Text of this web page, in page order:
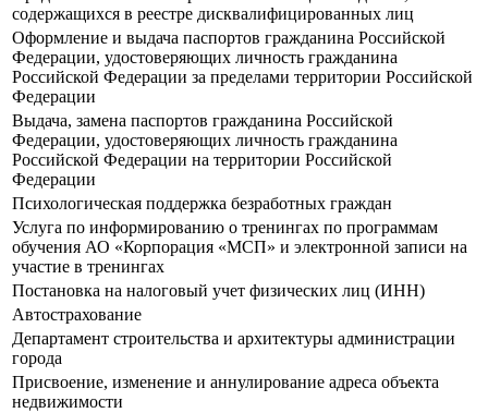
содержащихся в реестре дисквалифицированных лиц
Оформление и выдача паспортов гражданина Российской
Федерации, удостоверяющих личность гражданина
Российской Федерации за пределами территории Российской
Федерации
Выдача, замена паспортов гражданина Российской
Федерации, удостоверяющих личность гражданина
Российской Федерации на территории Российской
Федерации
Психологическая поддержка безработных граждан
Услуга по информированию о тренингах по программам
обучения АО «Корпорация «МСП» и электронной записи на
участие в тренингах
Постановка на налоговый учет физических лиц (ИНН)
Автострахование
Департамент строительства и архитектуры администрации
города
Присвоение, изменение и аннулирование адреса объекта
недвижимости